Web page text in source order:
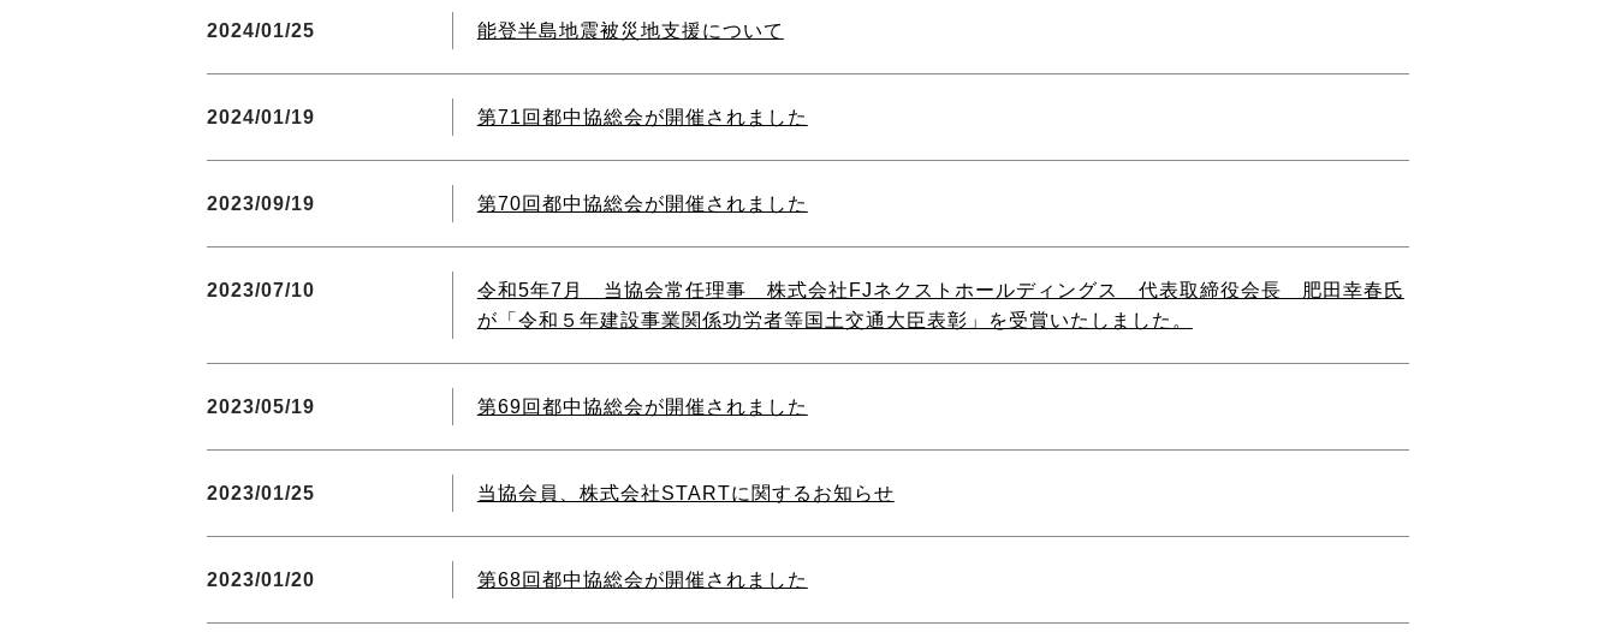
2024/01/25 能登半島地震被災地支援について
2024/01/19 第71回都中協総会が開催されました
2023/09/19 第70回都中協総会が開催されました
2023/07/10
令和5年7月 当協会常任理事 株式会社FJネクストホールディングス 代表取締役会長 肥田幸春氏
が「令和５年建設事業関係功労者等国土交通大臣表彰」を受賞いたしました。
2023/05/19 第69回都中協総会が開催されました
2023/01/25 当協会員、株式会社STARTに関するお知らせ
2023/01/20 第68回都中協総会が開催されました